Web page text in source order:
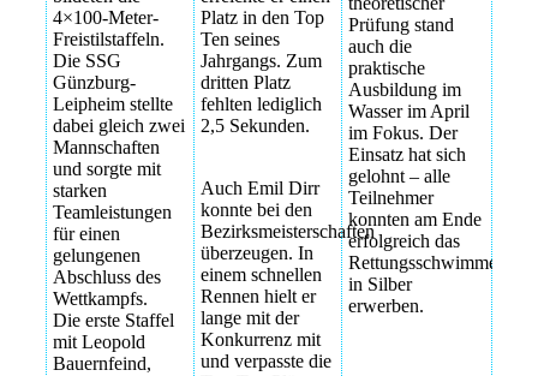
4×100-Meter-
Freistilstaffeln.
Die SSG
Günzburg-
Leipheim stellte
dabei gleich zwei
Mannschaften
und sorgte mit
starken
Teamleistungen
für einen
gelungenen
Abschluss des
Wettkampfs.
Die erste Staffel
mit Leopold
Bauernfeind,
Platz in den Top
Ten seines
Jahrgangs. Zum
dritten Platz
fehlten lediglich
2,5 Sekunden.
Auch Emil Dirr
konnte bei den
Bezirksmeisterschaften
überzeugen. In
einem schnellen
Rennen hielt er
lange mit der
Konkurrenz mit
und verpasste die
Prüfung stand
auch die
praktische
Ausbildung im
Wasser im April
im Fokus. Der
Einsatz hat sich
gelohnt – alle
Teilnehmer
konnten am Ende
erfolgreich das
in Silber
erwerben.